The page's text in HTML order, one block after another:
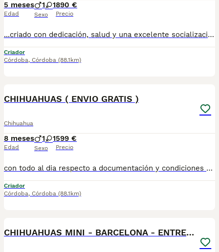
5 meses
Edad
1 1
Sexo
890 €
Precio
...criado con dedicación, salud y una excelente socialización desde sus primeras semanas de vida, estaremos encantados de ayudarte. 🚚 Realizamos entregas en toda España, con especial frecuencia en **Andalucía**: Sevilla, Málaga, Cádiz, Córdoba, Granada, Jaén, Huelva y Almería. También entregamos habitualmente en Marbella, Jerez de la Frontera, Estepona, Fuengirola, Benalmádena, Mijas, Dos Hermanas y cualquier punto de España. **Entrega 100% a contrarreembolso.** No tendrás que adelantar el importe del cachorro. Lo recibirás en la puerta de tu casa mediante transporte especializado y podrás comprobar que todo está correcto antes de realizar el pago. Nuestros cachorros se entregan: ✅ Vacunados y desparasitados según su edad. ✅ Con microchip, cartilla veterinaria y documentación al día. ✅ Revisados veterinariamente antes de salir de nuestras instalaciones. ✅ Procedentes de excelentes líneas, seleccionadas por salud, carácter y morfología. ✅ Perfectamente socializados y acostumbrados al contacto diario con personas. ✅ Iniciados en el aprendizaje para hacer sus necesidades sobre empapador, facilitando su adaptación al nuevo hogar. ✅ Con asesoramiento personalizado antes y después de la entrega. Nuestro objetivo no es vender un cachorro más. Queremos que cada familia reciba un compañero sano, equilibrado y criado con el máximo cuidado desde el primer día. 📩 Si deseas fotografías, vídeos o más información, escríbenos por privado. Estaremos encantados de ayudarte a encontrar el compañero perfecto670864332 . . ..
Criador
Córdoba, Córdoba (88.1km)
CHIHUAHUAS ( ENVIO GRATIS )
Chihuahua
8 meses
Edad
1 1
Sexo
599 €
Precio
con todo al dia respecto a documentación y condiciones sanitarias , tanto así que hacemos entregas totalmente personalizadas y sin un euro por adelantado , obtenerse personas no aptas para tener perros , solo personas responsables. hacemos entregas a toda ESPAÑA . mas info 670864332
Criador
Córdoba, Córdoba (88.1km)
CHIHUAHUAS MINI - BARCELONA - ENTREGA